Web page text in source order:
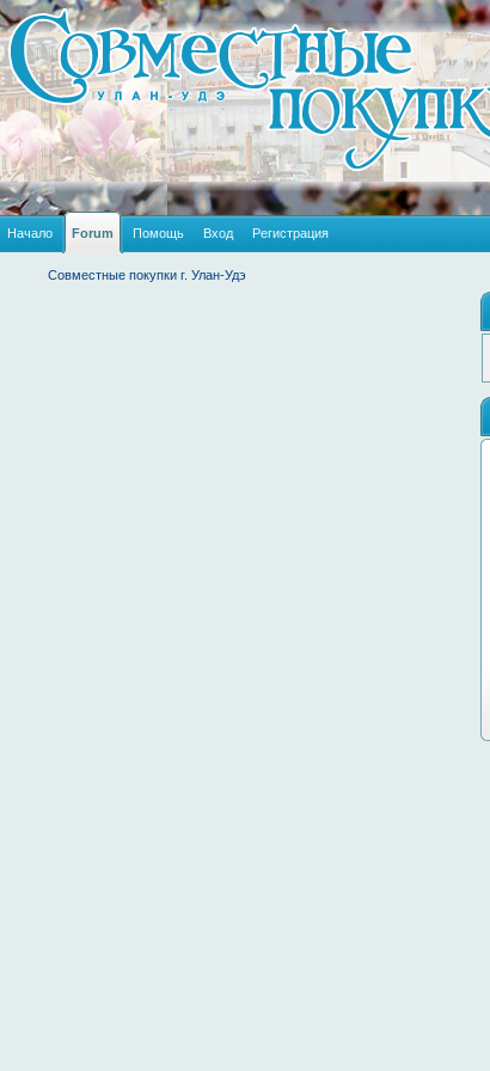
Начало Forum Помощь Вход Регистрация
Совместные покупки г. Улан-Удэ